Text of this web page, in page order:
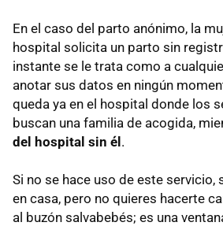
En el caso del parto anónimo, la
hospital solicita un parto sin
instante se le trata como a
anotar sus datos en ningún
queda ya en el hospital donde los
buscan una familia de acogida,
del hospital sin él.
Si no se hace uso de este servicio,
en casa, pero no quieres hacerte
al buzón salvabebés; es una